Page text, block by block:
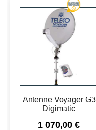
Antenne Voyager G3
Digimatic
Prix
1 070,00 €